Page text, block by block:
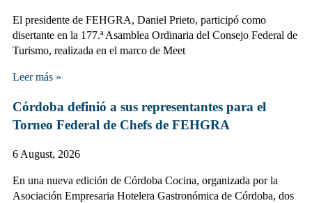
El presidente de FEHGRA, Daniel Prieto, participó como
disertante en la 177.ª Asamblea Ordinaria del Consejo Federal de
Turismo, realizada en el marco de Meet
Leer más »
Córdoba definió a sus representantes para el
Torneo Federal de Chefs de FEHGRA
6 August, 2026
En una nueva edición de Córdoba Cocina, organizada por la
Asociación Empresaria Hotelera Gastronómica de Córdoba, dos